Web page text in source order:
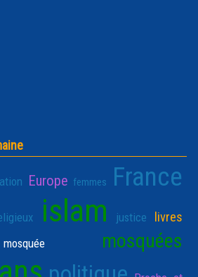
Europe femmes France
islam justice livres
mosquée mosquées